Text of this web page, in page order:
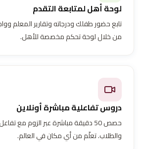
لوحة أهل لمتابعة التقدم
تابع حضور طفلك ودرجاته وتقارير المعلم
من خلال لوحة تحكم مخصصة للأهل.
دروس تفاعلية مباشرة أونلاين
حصص 50 دقيقة مباشرة عبر الزوم مع
والطلاب. تعلّم من أي مكان في العالم.